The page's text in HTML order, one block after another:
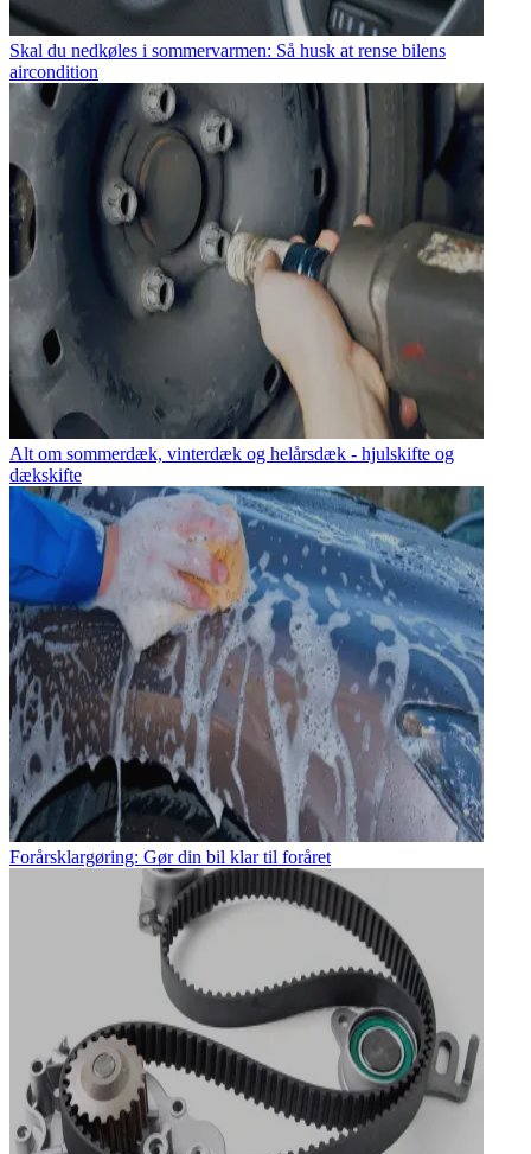
Skal du nedkøles i sommervarmen: Så husk at rense bilens
aircondition
Alt om sommerdæk, vinterdæk og helårsdæk - hjulskifte og
dækskifte
Forårsklargøring: Gør din bil klar til foråret